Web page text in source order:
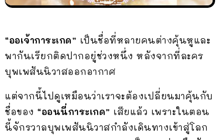
“ออเจ้าการะเกด” เป็นชื่อที่หลายคนต่างคุ้นหูและ
พากันเรียกติดปากอยู่ช่วงหนึ่ง หลังจากที่ละคร
บุพเพสันนิวาสออกอากาศ
แต่จากนี้ไปดูเหมือนว่าเราจะต้องเปลี่ยนมาคุ้นกับ
ชื่อของ “ออนนี่การะเกด” เสียแล้ว เพราะในตอน
นี้จักรวาลบุพเพสันนิวาสกำลังเดินทางเข้าสู่โลก